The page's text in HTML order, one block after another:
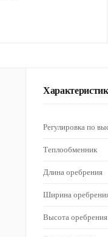
Регулировка по
Теплообменник
Длина оребрения
Ширина
Высота оребрения